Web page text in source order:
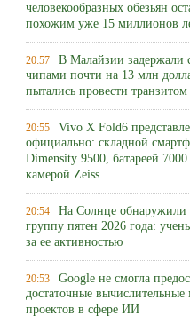
человекообразных обезьян
похожим уже 15 миллионов
20:57 В Малайзии задержали
чипами почти на 13 млн
пытались провести транзитом
20:55 Vivo X Fold6
официально: складной
Dimensity 9500, батареей
камерой Zeiss
20:54 На Солнце
группу пятен 2026 года:
за ее активностью
20:53 Google не смогла
достаточные
проектов в сфере ИИ